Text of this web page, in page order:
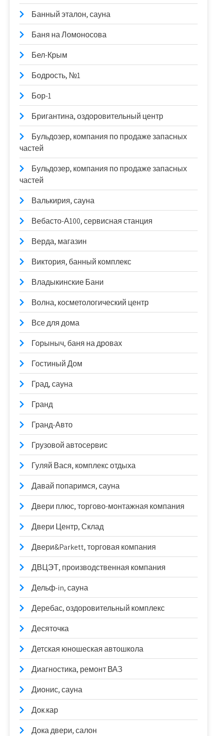
Банный эталон, сауна
Баня на Ломоносова
Бел-Крым
Бодрость, №1
Бор-1
Бригантина, оздоровительный центр
Бульдозер, компания по продаже запасных
частей
Бульдозер, компания по продаже запасных
частей
Валькирия, сауна
Вебасто-А100, сервисная станция
Верда, магазин
Виктория, банный комплекс
Владыкинские Бани
Волна, косметологический центр
Все для дома
Горыныч, баня на дровах
Гостиный Дом
Град, сауна
Гранд
Гранд-Авто
Грузовой автосервис
Гуляй Вася, комплекс отдыха
Давай попаримся, сауна
Двери плюс, торгово-монтажная компания
Двери Центр, Склад
Двери&Parkett, торговая компания
ДВЦЭТ, производственная компания
Дельф-in, сауна
Деребас, оздоровительный комплекс
Десяточка
Детская юношеская автошкола
Диагностика, ремонт ВАЗ
Дионис, сауна
Док.кар
Дока двери, салон